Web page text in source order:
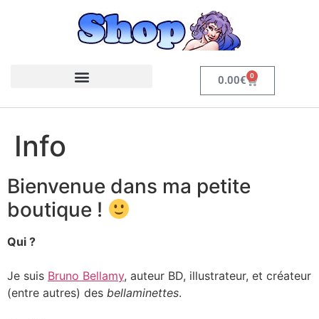
0.00€ 0
Info
Bienvenue dans ma petite
boutique !
Qui ?
Je suis Bruno Bellamy, auteur BD, illustrateur, et créateur
(entre autres) des bellaminettes.